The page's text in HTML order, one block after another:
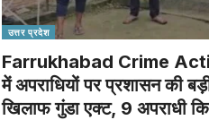
उत्तर प्रदेश
Farrukhabad Crime
में अपराधियों पर प्रशासन की
खिलाफ गुंडा एक्ट, 9 अपराधी